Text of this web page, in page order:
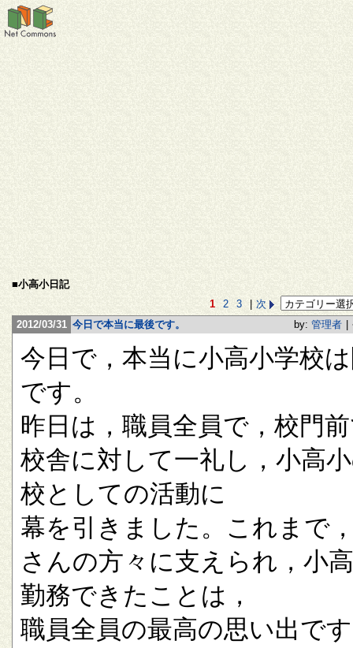
■小高小日記
1
2 3
次
2012/03/31 今日で本当に最後です。 by: 管理者
今日で，本当に小高小学校
です。
昨日は，職員全員で，校門
校舎に対して一礼し，小高
校としての活動に
幕を引きました。これまで
さんの方々に支えられ，小
勤務できたことは，
職員全員の最高の思い出で